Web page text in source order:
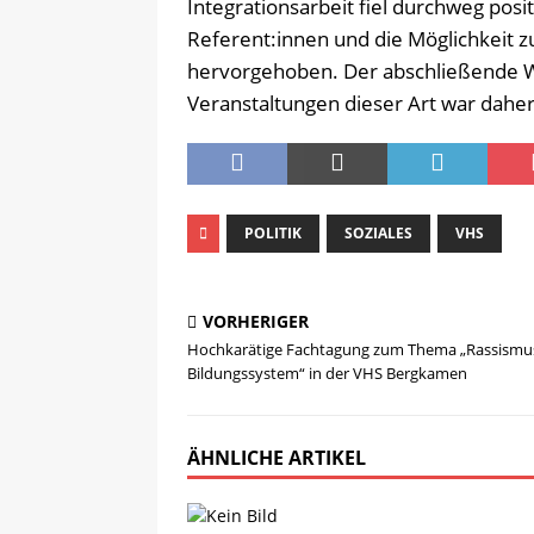
Integrationsarbeit fiel durchweg
Referent:innen und die Möglichkeit
hervorgehoben. Der abschließende
Veranstaltungen dieser Art war
POLITIK SOZIALES VHS
VORHERIGER
Hochkarätige Fachtagung zum Thema
Bildungssystem“ in der VHS Bergkamen
ÄHNLICHE ARTIKEL